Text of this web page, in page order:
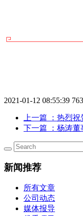
2021-01-12 08:55:39 763
上一篇
：热烈
下一篇
：杨涛
新闻推荐
所有文章
公司动态
媒体报导